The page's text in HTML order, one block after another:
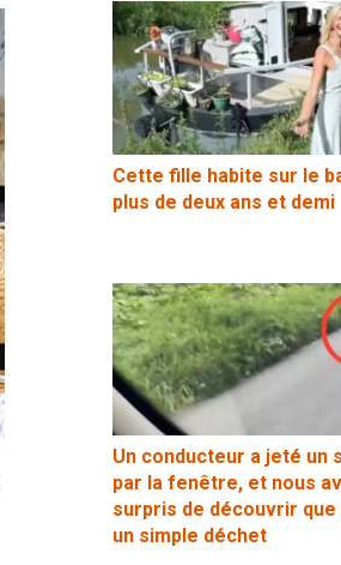
Cette fille habite sur le
plus de deux ans et demi
Un conducteur a jeté un
par la fenêtre, et nous
surpris de découvrir que
un simple déchet